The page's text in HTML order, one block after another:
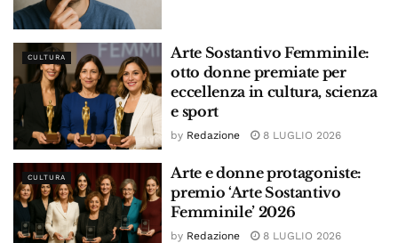
CULTURA
Arte Sostantivo Femminile:
otto donne premiate per
eccellenza in cultura, scienza
e sport
by Redazione 8 LUGLIO 2026
CULTURA
Arte e donne protagoniste:
premio ‘Arte Sostantivo
Femminile’ 2026
by Redazione 8 LUGLIO 2026